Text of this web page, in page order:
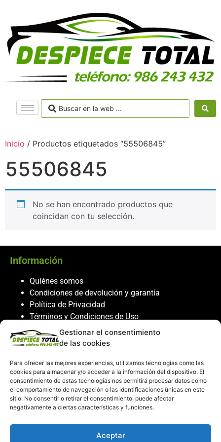
Gestionar el consentimiento
de las cookies
Para ofrecer las mejores experiencias, utilizamos tecnologías como las
cookies para almacenar y/o acceder a la información del dispositivo. El
consentimiento de estas tecnologías nos permitirá procesar datos como
el comportamiento de navegación o las identificaciones únicas en este
sitio. No consentir o retirar el consentimiento, puede afectar
negativamente a ciertas características y funciones.
Aceptar
Inicio / Productos etiquetados “55506845”
55506845
No se han encontrado productos que
coincidan con tu selección.
Información
Quiénes somos
Condiciones de devolución y garantía
Política de Privacidad
Términos y Condiciones de Uso
Política de Cookies
Servicio al cliente
Contacto
986 243 432
608 867 074
recambiosdespiecetotal@gmail.com
Mi cuenta